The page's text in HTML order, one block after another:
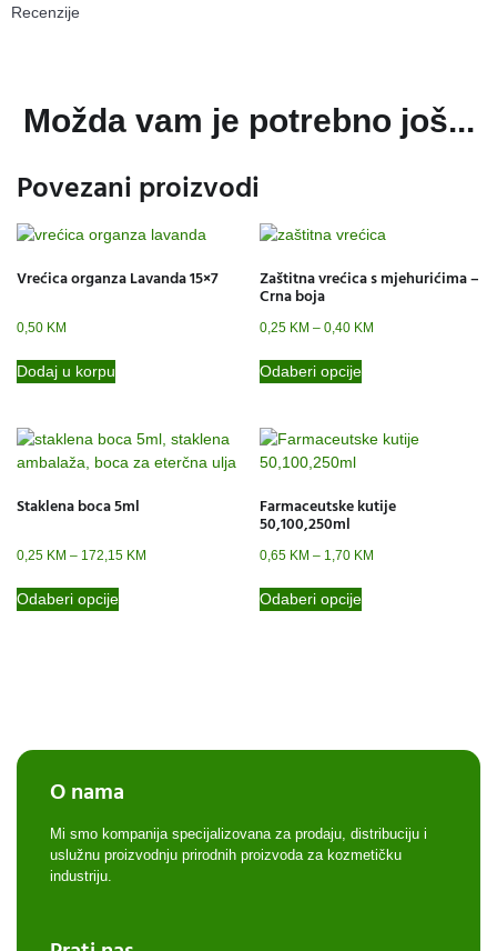
Recenzije
Možda vam je potrebno još...
Povezani proizvodi
Vrećica organza Lavanda 15×7
0,50 KM
Dodaj u korpu
Zaštitna vrećica s mjehurićima –
Crna boja
0,25 KM – 0,40 KM
Odaberi opcije
Staklena boca 5ml
0,25 KM – 172,15 KM
Odaberi opcije
Farmaceutske kutije
50,100,250ml
0,65 KM – 1,70 KM
Odaberi opcije
O nama
Mi smo kompanija specijalizovana za prodaju, distribuciju i
uslužnu proizvodnju prirodnih proizvoda za kozmetičku
industriju.